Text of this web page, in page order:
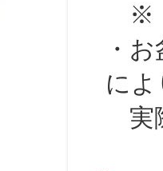
※「
・お
に
実際